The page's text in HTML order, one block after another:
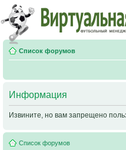
Список форумов
Информация
Извините, но вам запрещено
Список форумов